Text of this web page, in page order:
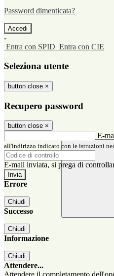
Password dimenticata?
-
Entra con SPID Entra con CIE
Seleziona utente
button close ×
Recupero password
button close ×
E-
all'indirizzo indicato con le istruzioni
E-mail inviata, si prega di
Errore
Chiudi
Successo
Chiudi
Informazione
Chiudi
Attendere...